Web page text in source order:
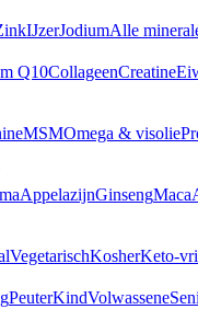
IJzerJodiumAlle
Q10CollageenCreatine
MSMOmega & visolie
AppelazijnGinsengMaca
VegetarischKosherKeto-
PeuterKindVolwassene